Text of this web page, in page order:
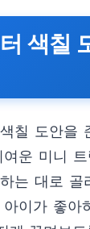
색칠
칠 도안을
운 미니
는 대로 골
이가 좋아